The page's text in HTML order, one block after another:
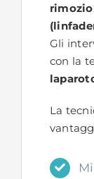
Gli
con la
La